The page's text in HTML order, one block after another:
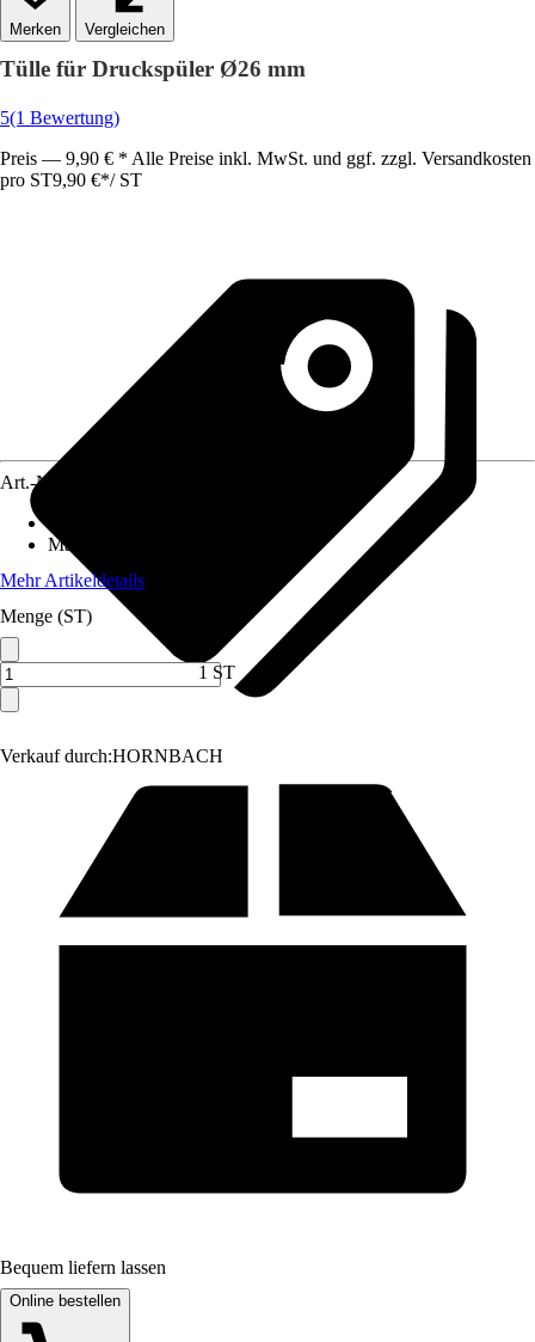
Vergleichen
Tülle für Druckspüler Ø26 mm
5(1 Bewertung)
Preis — 9,90 € * Alle Preise inkl. MwSt. und ggf. zzgl. Versandkosten
pro ST9,90 €*/ ST
Verkauf durch:HORNBACH
Art.-Nr.
Material
Mehr Artikeldetails
Menge (ST)
1 ST
Bequem liefern lassen
Online bestellen